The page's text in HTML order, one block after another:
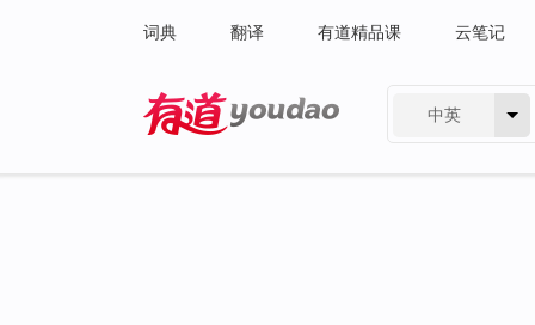
词典 翻译 有道精品课 云笔记
中英